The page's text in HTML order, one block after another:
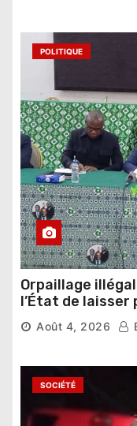
POLITIQUE
Orpaillage illégal : le
l’État de
national »
Août 4, 2026
SOCIÉTÉ